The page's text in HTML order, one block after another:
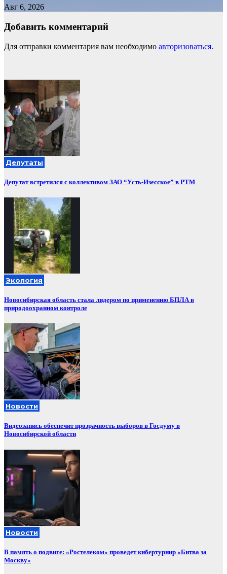
Авг 6, 2026
Добавить комментарий
Для отправки комментария вам необходимо авторизоваться.
Депутаты
Депутат встретился с коллективом ЗАО “Усть-Изесское” в РТМ
Экология
Новосибирская область стала лидером по применению БПЛА в
природоохранном контроле
Новости
Видеозапись обеспечит прозрачность выборов в Госдуму в
Новосибирской области
Новости
В память о подвиге: «Ростелеком» проведет кибертурнир «Битва за
Москву»